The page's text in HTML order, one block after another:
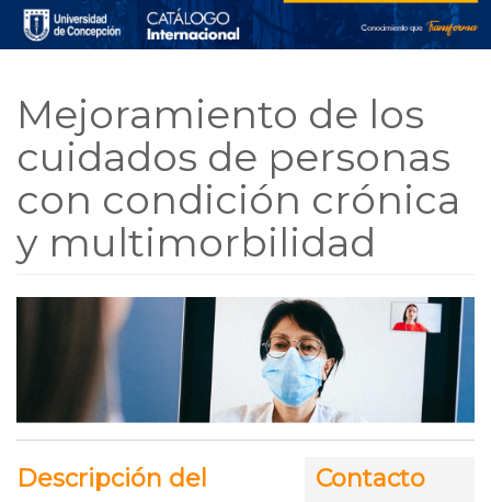
Skip to main content
Mejoramiento de los
cuidados de personas
con condición crónica
y multimorbilidad
Descripción del
Contacto